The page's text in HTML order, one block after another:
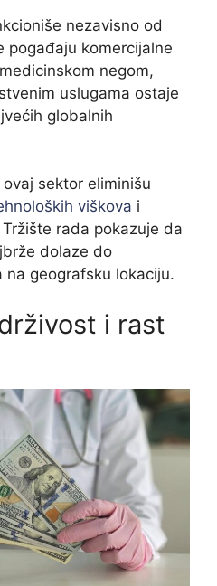
nezavisno od
pogađaju komercijalne
negom,
uslugama ostaje
globalnih
sektor eliminišu
viškova i
rada pokazuje da
dolaze do
geografsku lokaciju.
i rast